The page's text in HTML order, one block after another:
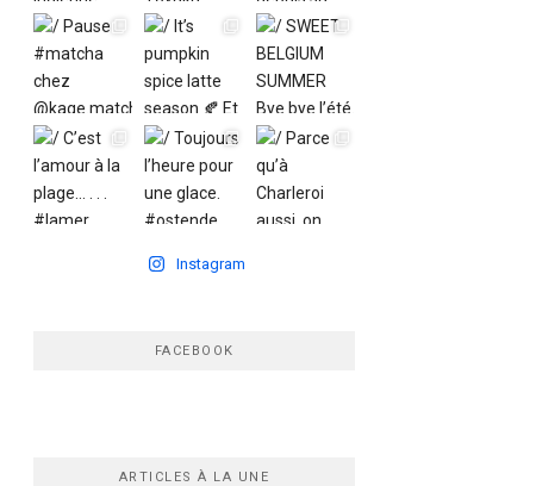
Instagram
FACEBOOK
ARTICLES À LA UNE